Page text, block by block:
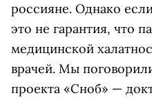
россияне. Однако
это не гарантия, что
медицинской
врачей. Мы
проекта «Сноб» —